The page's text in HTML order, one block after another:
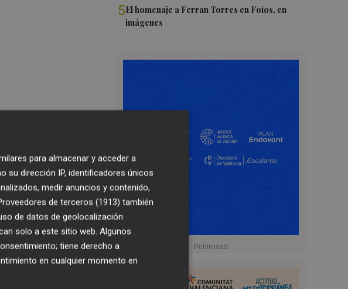
5El homenaje a Ferran Torres en Foios, en
imágenes
para almacenar y acceder a
su dirección IP, identificadores únicos
medir anuncios y contenido,
de terceros (1913) también
de datos de geolocalización
solo a este sitio web. Algunos
tiene derecho a
en cualquier momento en